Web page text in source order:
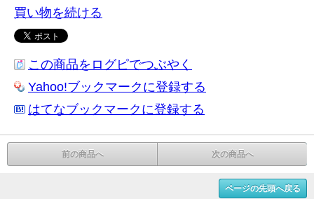
買い物を続ける
この商品をログピでつぶやく
Yahoo!ブックマークに登録する
はてなブックマークに登録する
前の商品へ 次の商品へ
ページの先頭へ戻る